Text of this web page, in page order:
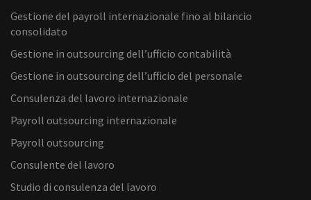
Gestione del payroll internazionale fino al bilancio
consolidato
Gestione in outsourcing dell’ufficio contabilità
Gestione in outsourcing dell’ufficio del personale
Consulenza del lavoro internazionale
Payroll outsourcing internazionale
Payroll outsourcing
Consulente del lavoro
Studio di consulenza del lavoro